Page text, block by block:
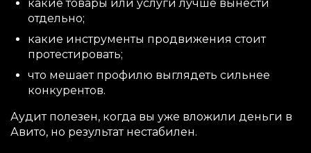
какие товары или услуги лучше вынести
отдельно;
какие инструменты продвижения стоит
протестировать;
что мешает профилю выглядеть сильнее
конкурентов.
Аудит полезен, когда вы уже вложили деньги в
Авито, но результат нестабилен.